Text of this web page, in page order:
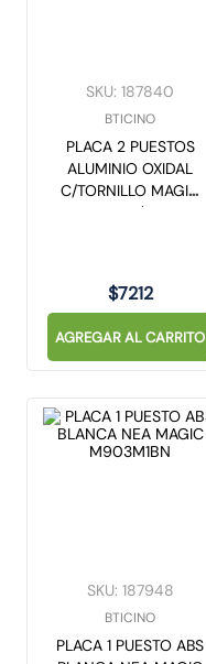
SKU: 187840
BTICINO
PLACA 2 PUESTOS
ALUMINIO OXIDAL
C/TORNILLO MAGIC
503/2
$7212
AGREGAR AL CARRITO
SKU: 187948
BTICINO
PLACA 1 PUESTO ABS